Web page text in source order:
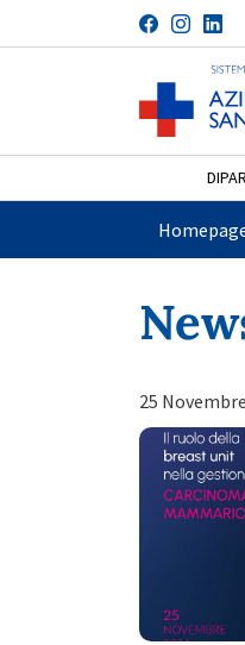
Salta al contenuto
25